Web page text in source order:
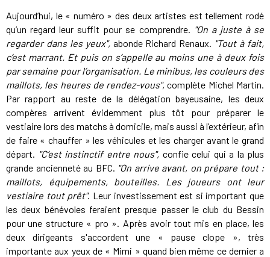
Aujourd’hui, le « numéro » des deux artistes est tellement rodé
qu’un regard leur suffit pour se comprendre. "On a juste à se
regarder dans les yeux",abonde Richard Renaux. "Tout à fait,
c’est marrant. Et puis on s’appelle au moins une à deux fois
par semaine pour l’organisation. Le minibus, les couleurs des
maillots, les heures de rendez-vous", complète Michel Martin.
Par rapport au reste de la délégation bayeusaine, les deux
compères arrivent évidemment plus tôt pour préparer le
vestiaire lors des matchs à domicile, mais aussi à l’extérieur, afin
de faire « chauffer » les véhicules et les charger avant le grand
départ. "C’est instinctif entre nous", confie celui qui a la plus
grande ancienneté au BFC. "On arrive avant, on prépare tout :
maillots, équipements, bouteilles. Les joueurs ont leur
vestiaire tout prêt". Leur investissement est si important que
les deux bénévoles feraient presque passer le club du Bessin
pour une structure « pro ». Après avoir tout mis en place, les
deux dirigeants s'accordent une « pause clope », très
importante aux yeux de « Mimi » quand bien même ce dernier a